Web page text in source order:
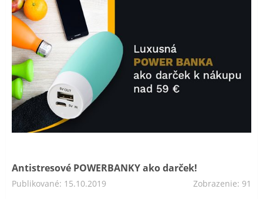
Antistresové POWERBANKY ako darček!
Publikované: 15.10.2019 Zobrazenie: 91